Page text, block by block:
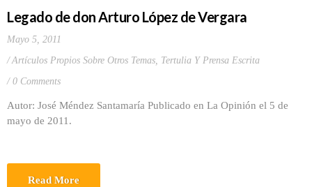
Legado de don Arturo López de Vergara
Mayo 5, 2011
Artículos Propios Sobre Otros Temas, Tertulia Y Prensa Escrita
0 Comments
Autor: José Méndez Santamaría Publicado en La Opinión el 5 de
mayo de 2011.
Read More